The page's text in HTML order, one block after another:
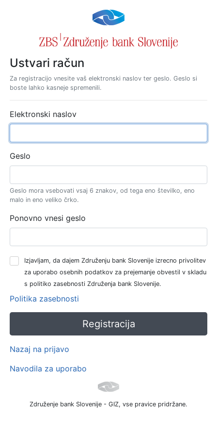
Ustvari račun
Za registracijo vnesite vaš elektronski naslov ter geslo. Geslo si
boste lahko kasneje spremenili.
Elektronski naslov
Geslo
Geslo mora vsebovati vsaj 6 znakov, od tega eno številko, eno
malo in eno veliko črko.
Ponovno vnesi geslo
Izjavljam, da dajem Združenju bank Slovenije izrecno privolitev
za uporabo osebnih podatkov za prejemanje obvestil v skladu
s politiko zasebnosti Združenja bank Slovenije.
Politika zasebnosti
Nazaj na prijavo
Navodila za uporabo
Združenje bank Slovenije - GIZ, vse pravice pridržane.